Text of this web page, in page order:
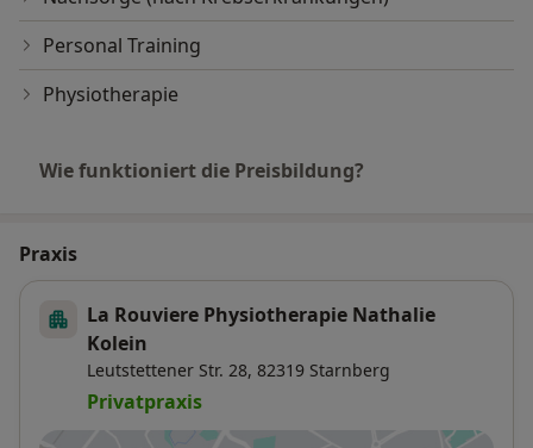
Personal Training
Physiotherapie
Wie funktioniert die Preisbildung?
Praxis
La Rouviere Physiotherapie Nathalie
Kolein
Leutstettener Str. 28, 82319 Starnberg
Privatpraxis